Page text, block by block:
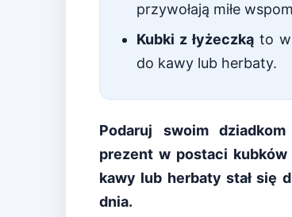
przywołają miłe
Kubki z łyżeczką to
do kawy lub herbaty.
Podaruj swoim
prezent w postaci kubków
kawy lub herbaty stał się
dnia.